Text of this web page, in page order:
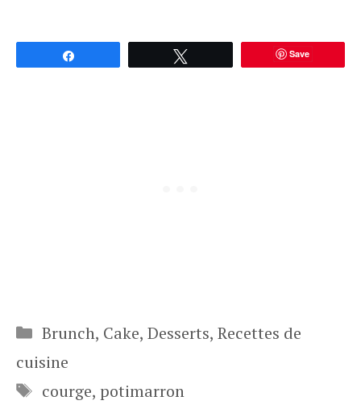
Save
Catégories
Brunch, Cake, Desserts, Recettes de
cuisine
Étiquettes
courge, potimarron